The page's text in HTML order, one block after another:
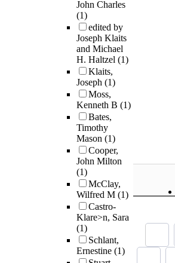
John Charles
(1)
edited by
Joseph Klaits
and Michael
H. Haltzel (1)
Klaits,
Joseph (1)
Moss,
Kenneth B (1)
Bates,
Timothy
Mason (1)
Cooper,
John Milton
(1)
McClay,
Wilfred M (1)
Castro-
Klare>n, Sara
(1)
Schlant,
Ernestine (1)